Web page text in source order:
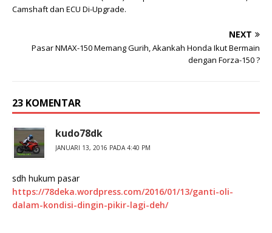
Camshaft dan ECU Di-Upgrade.
NEXT
Pasar NMAX-150 Memang Gurih, Akankah Honda Ikut Bermain
dengan Forza-150 ?
23 KOMENTAR
kudo78dk
JANUARI 13, 2016 PADA 4:40 PM
sdh hukum pasar
https://78deka.wordpress.com/2016/01/13/ganti-oli-
dalam-kondisi-dingin-pikir-lagi-deh/